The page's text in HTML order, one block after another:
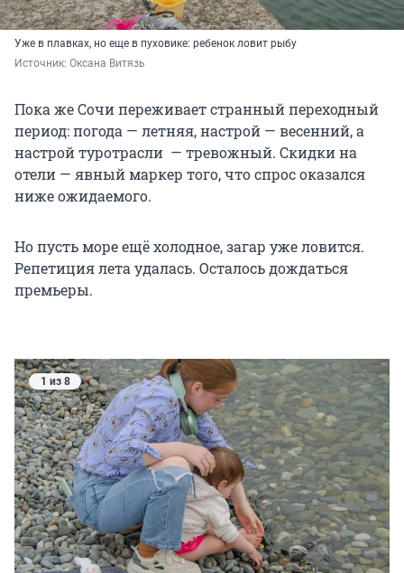
Уже в плавках, но еще в пуховике: ребенок ловит рыбу
Источник: Оксана Витязь
Пока же Сочи переживает странный переходный
период: погода — летняя, настрой — весенний, а
настрой туротрасли — тревожный. Скидки на
отели — явный маркер того, что спрос оказался
ниже ожидаемого.
Но пусть море ещё холодное, загар уже ловится.
Репетиция лета удалась. Осталось дождаться
премьеры.
1 из 8